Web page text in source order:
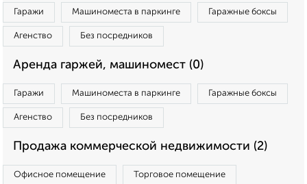
Гаражи Машиноместа в паркинге Гаражные боксы
Агенство Без посредников
Аренда гаржей, машиномест (0)
Гаражи Машиноместа в паркинге Гаражные боксы
Агенство Без посредников
Продажа коммерческой недвижимости (2)
Офисное помещение Торговое помещение